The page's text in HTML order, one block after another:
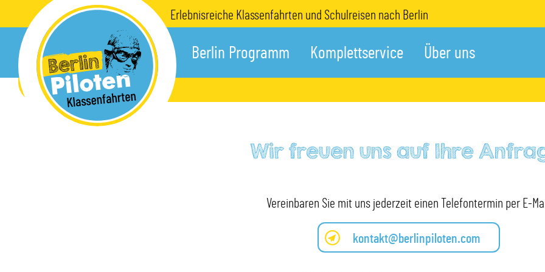
zum
Inhalt
Erlebnisreiche Klassenfahrten und Schulreisen nach Berlin
Berlin Programm Komplettservice Über uns
Wir freuen uns auf Ihre
Vereinbaren Sie mit uns jederzeit einen Telefontermin per E-
kontakt@berlinpiloten.com